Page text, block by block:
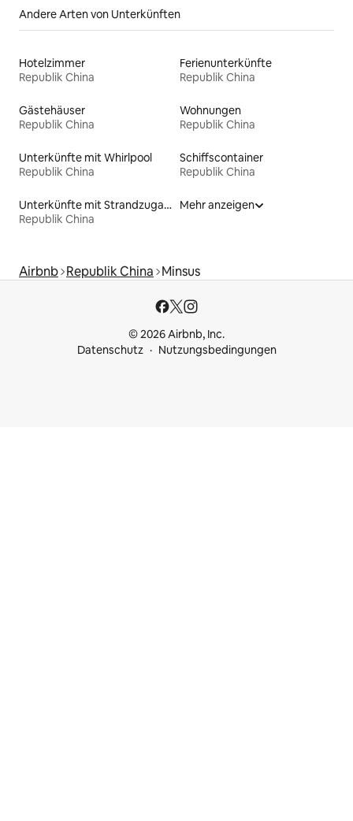
Andere Arten von Unterkünften
Hotelzimmer
Republik China
Ferienunterkünfte
Republik China
Gästehäuser
Republik China
Wohnungen
Republik China
Unterkünfte mit Whirlpool
Republik China
Schiffscontainer
Republik China
Unterkünfte mit Strandzugang
Republik China
Mehr anzeigen
Airbnb Republik China Minsus
© 2026 Airbnb, Inc.
Datenschutz
Nutzungsbedingungen